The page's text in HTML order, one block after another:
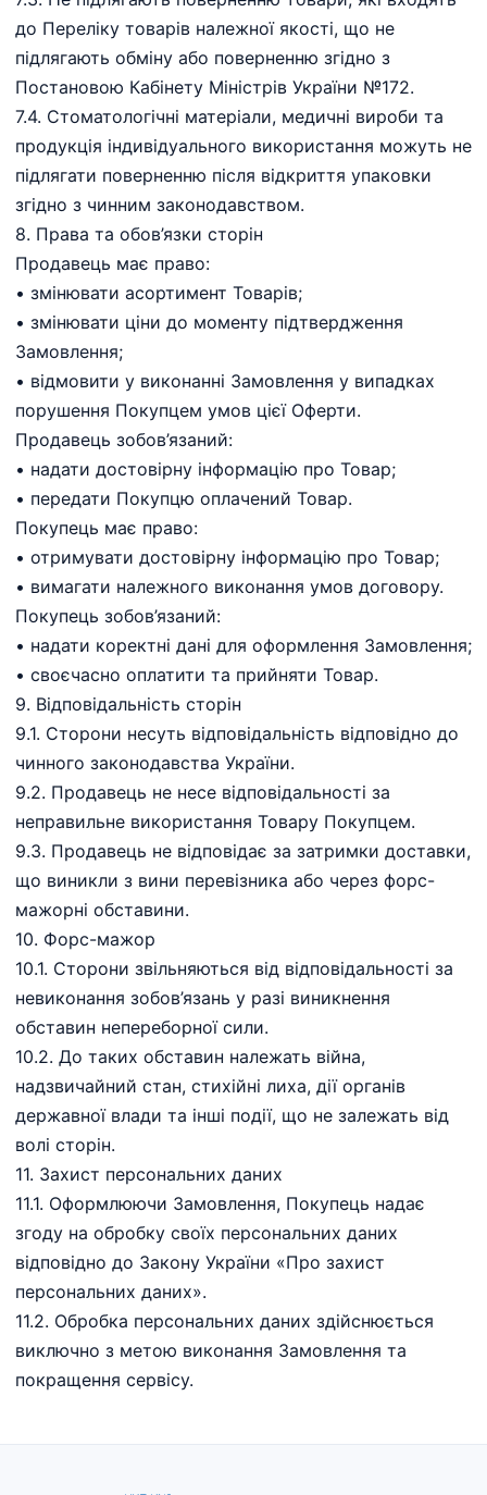
до Переліку товарів належної якості, що не
підлягають обміну або поверненню згідно з
Постановою Кабінету Міністрів України №172.
7.4. Стоматологічні матеріали, медичні вироби та
продукція індивідуального використання можуть не
підлягати поверненню після відкриття упаковки
згідно з чинним законодавством.
8.⁠ ⁠Права та обов’язки сторін
Продавець має право:
•⁠ ⁠змінювати асортимент Товарів;
•⁠ ⁠змінювати ціни до моменту підтвердження
Замовлення;
•⁠ ⁠відмовити у виконанні Замовлення у випадках
порушення Покупцем умов цієї Оферти.
Продавець зобов’язаний:
•⁠ ⁠надати достовірну інформацію про Товар;
•⁠ ⁠передати Покупцю оплачений Товар.
Покупець має право:
•⁠ ⁠отримувати достовірну інформацію про Товар;
•⁠ ⁠вимагати належного виконання умов договору.
Покупець зобов’язаний:
•⁠ ⁠надати коректні дані для оформлення Замовлення;
•⁠ ⁠своєчасно оплатити та прийняти Товар.
9.⁠ ⁠Відповідальність сторін
9.1. Сторони несуть відповідальність відповідно до
чинного законодавства України.
9.2. Продавець не несе відповідальності за
неправильне використання Товару Покупцем.
9.3. Продавець не відповідає за затримки доставки,
що виникли з вини перевізника або через форс-
мажорні обставини.
10.⁠ ⁠Форс-мажор
10.1. Сторони звільняються від відповідальності за
невиконання зобов’язань у разі виникнення
обставин непереборної сили.
10.2. До таких обставин належать війна,
надзвичайний стан, стихійні лиха, дії органів
державної влади та інші події, що не залежать від
волі сторін.
11.⁠ ⁠Захист персональних даних
11.1. Оформлюючи Замовлення, Покупець надає
згоду на обробку своїх персональних даних
відповідно до Закону України «Про захист
персональних даних».
11.2. Обробка персональних даних здійснюється
виключно з метою виконання Замовлення та
покращення сервісу.